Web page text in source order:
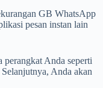
GB WhatsApp
pesan instan lain
Anda seperti
Anda akan